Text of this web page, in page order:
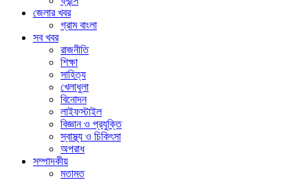
জেলার খবর
গ্রাম বাংলা
সব খবর
রাজনীতি
শিক্ষা
সাহিত্য
খেলাধুলা
বিনোদন
লাইফস্টাইল
বিজ্ঞান ও প্রযুক্তি
স্বাস্থ্য ও চিকিৎসা
অপরাধ
সম্পাদকীয়
মতামত